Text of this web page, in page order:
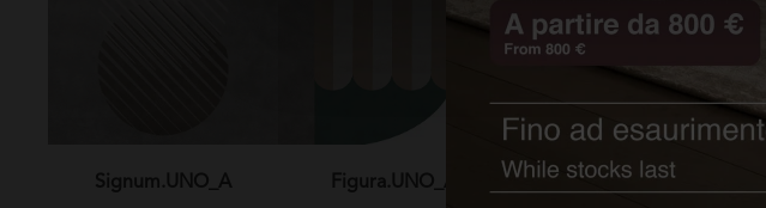
Signum.UNO_A Figura.UNO_A Sectio.UNO_A